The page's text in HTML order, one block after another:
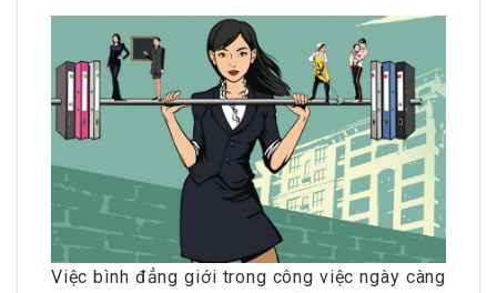
Việc bình đẳng giới trong công việc ngày càng